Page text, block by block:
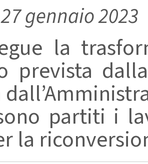
gennaio 2023
la
prevista
partiti i
la